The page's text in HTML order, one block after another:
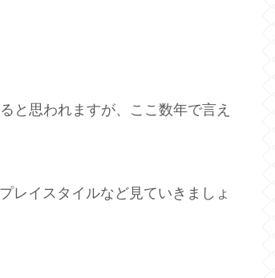
と思われますが、ここ数年で言え
レイスタイルなど見ていきましょ